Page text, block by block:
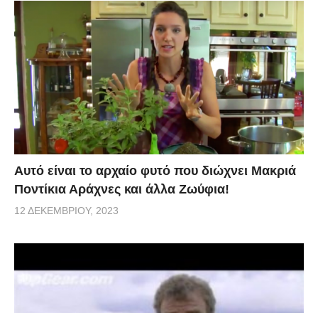
Αυτό είναι το αρχαίο φυτό που διώχνει Μακριά
Ποντίκια Αράχνες και άλλα Ζωύφια!
12 ΔΕΚΕΜΒΡΊΟΥ, 2023